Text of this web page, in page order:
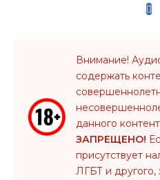
Внимание!
содержать
данного
ЗАПРЕЩЕНО!
присутствует
ЛГБТ и другого,